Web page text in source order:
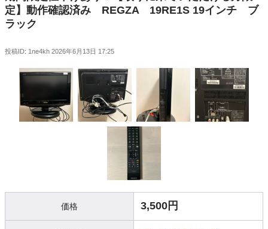
定】動作確認済み REGZA 19RE1S 19インチ ブ
ラック
投稿ID: 1ne4kh 2026年6月13日 17:25
価格 3,500円